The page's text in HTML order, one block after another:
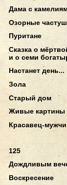
Дама с
Озорные
Пуритане
Сказка о
и о семи
Настанет день...
Зола
Старый дом
Живые картины
Красавец-
125
Дождливым
Воскресение